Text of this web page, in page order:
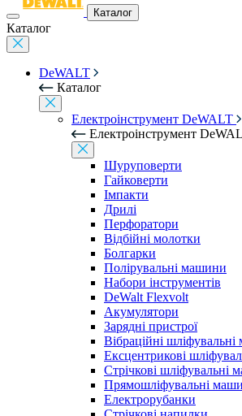
Каталог
Каталог
DeWALT
Каталог
Електроінструмент DeWALT
Електроінструмент
Шуруповерти
Гайковерти
Імпакти
Дрилі
Перфоратори
Відбійні молотки
Болгарки
Полірувальні машини
Набори інструментів
DeWalt Flexvolt
Акумулятори
Зарядні пристрої
Вібраційні
Ексцентрикові
Стрічкові шліфувальні
Прямошліфувальні
Електрорубанки